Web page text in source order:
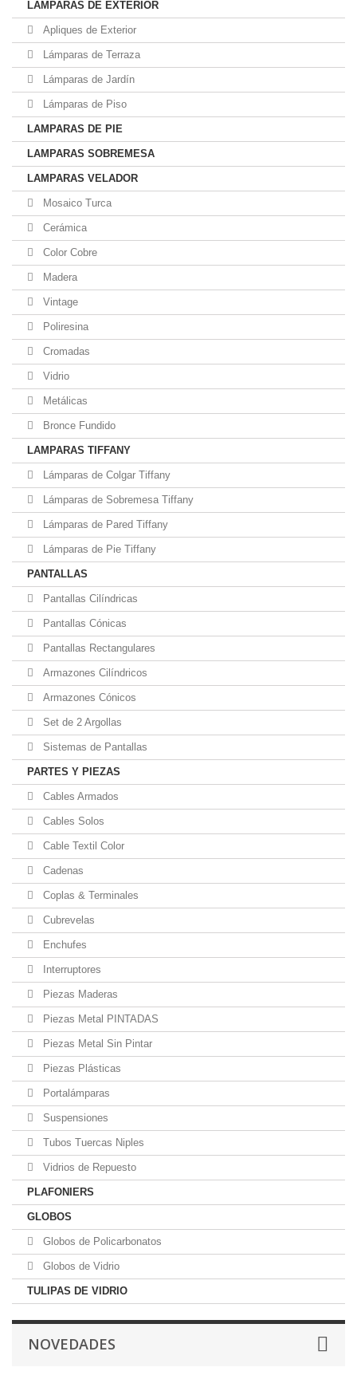
LAMPARAS DE EXTERIOR
Apliques de Exterior
Lámparas de Terraza
Lámparas de Jardín
Lámparas de Piso
LAMPARAS DE PIE
LAMPARAS SOBREMESA
LAMPARAS VELADOR
Mosaico Turca
Cerámica
Color Cobre
Madera
Vintage
Poliresina
Cromadas
Vidrio
Metálicas
Bronce Fundido
LAMPARAS TIFFANY
Lámparas de Colgar Tiffany
Lámparas de Sobremesa Tiffany
Lámparas de Pared Tiffany
Lámparas de Pie Tiffany
PANTALLAS
Pantallas Cilíndricas
Pantallas Cónicas
Pantallas Rectangulares
Armazones Cilíndricos
Armazones Cónicos
Set de 2 Argollas
Sistemas de Pantallas
PARTES Y PIEZAS
Cables Armados
Cables Solos
Cable Textil Color
Cadenas
Coplas & Terminales
Cubrevelas
Enchufes
Interruptores
Piezas Maderas
Piezas Metal PINTADAS
Piezas Metal Sin Pintar
Piezas Plásticas
Portalámparas
Suspensiones
Tubos Tuercas Niples
Vidrios de Repuesto
PLAFONIERS
GLOBOS
Globos de Policarbonatos
Globos de Vidrio
TULIPAS DE VIDRIO
NOVEDADES